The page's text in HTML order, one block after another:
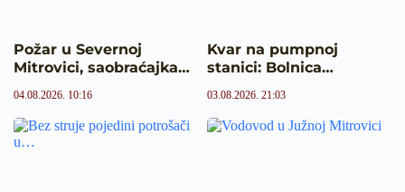
Požar u Severnoj
Mitrovici, saobraćajka…
04.08.2026. 10:16
Kvar na pumpnoj
stanici: Bolnica…
03.08.2026. 21:03